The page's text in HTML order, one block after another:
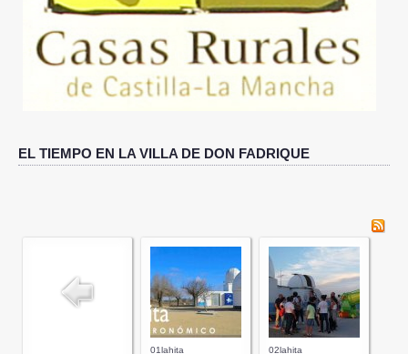
IMÁGENES
ACTUALIDAD
CONTACTO
EL TIEMPO EN LA VILLA DE DON FADRIQUE
01lahita 02lahita